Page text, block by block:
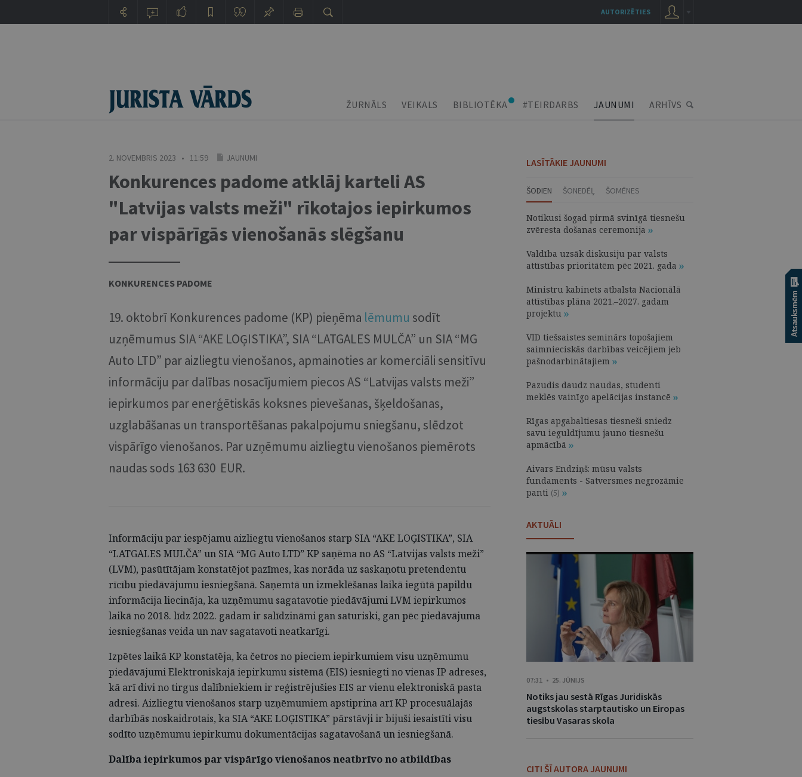
ŽURNĀLS VEIKALS BIBLIOTĒKA #TEIRDARBS JAUNUMI ARHĪVS
2. NOVEMBRIS 2023 • 11:59 JAUNUMI
Konkurences padome atklāj karteli AS
"Latvijas valsts meži" rīkotajos iepirkumos
par vispārīgās vienošanās slēgšanu
KONKURENCES PADOME
19. oktobrī Konkurences padome (KP) pieņēma lēmumu sodīt
uzņēmumus SIA “AKE LOĢISTIKA”, SIA “LATGALES MULČA” un SIA “MG
Auto LTD” par aizliegtu vienošanos, apmainoties ar komerciāli sensitīvu
informāciju par dalības nosacījumiem piecos AS “Latvijas valsts meži”
iepirkumos par enerģētiskās koksnes pievešanas, šķeldošanas,
uzglabāšanas un transportēšanas pakalpojumu sniegšanu, slēdzot
vispārīgo vienošanos. Par uzņēmumu aizliegtu vienošanos piemērots
naudas sods 163 630 EUR.
Informāciju par iespējamu aizliegtu vienošanos starp SIA “AKE LOĢISTIKA”, SIA
“LATGALES MULČA” un SIA “MG Auto LTD” KP saņēma no AS “Latvijas valsts meži”
(LVM), pasūtītājam konstatējot pazīmes, kas norāda uz saskaņotu pretendentu
rīcību piedāvājumu iesniegšanā. Saņemtā un izmeklēšanas laikā iegūtā papildu
informācija liecināja, ka uzņēmumu sagatavotie piedāvājumi LVM iepirkumos
laikā no 2018. līdz 2022. gadam ir salīdzināmi gan saturiski, gan pēc piedāvājuma
iesniegšanas veida un nav sagatavoti neatkarīgi.
Izpētes laikā KP konstatēja, ka četros no pieciem iepirkumiem visu uzņēmumu
piedāvājumi Elektroniskajā iepirkumu sistēmā (EIS) iesniegti no vienas IP adreses,
kā arī divi no tirgus dalībniekiem ir reģistrējušies EIS ar vienu elektroniskā pasta
adresi. Aizliegtu vienošanos starp uzņēmumiem apstiprina arī KP procesuālajās
darbībās noskaidrotais, ka SIA “AKE LOĢISTIKA” pārstāvji ir bijuši iesaistīti visu
sodīto uzņēmumu iepirkumu dokumentācijas sagatavošanā un iesniegšanā.
Dalība iepirkumos par vispārīgo vienošanos neatbrīvo no atbildības
LASĪTĀKIE JAUNUMI
ŠODIEN ŠONEDĒĻ ŠOMĒNES
Notikusi šogad pirmā svinīgā tiesnešu
zvēresta došanas ceremonija
Valdība uzsāk diskusiju par valsts
attīstības prioritātēm pēc 2021. gada
Ministru kabinets atbalsta Nacionālā
attīstības plāna 2021.–2027. gadam
projektu
VID tiešsaistes seminārs topošajiem
saimnieciskās darbības veicējiem jeb
pašnodarbinātajiem
Pazudis daudz naudas, studenti
meklēs vainīgo apelācijas instancē
Rīgas apgabaltiesas tiesneši sniedz
savu ieguldījumu jauno tiesnešu
apmācībā
Aivars Endziņš: mūsu valsts
fundaments - Satversmes negrozāmie
panti (5)
AKTUĀLI
07:31 • 25. JŪNIJS
Notiks jau sestā Rīgas Juridiskās
augstskolas starptautisko un Eiropas
tiesību Vasaras skola
CITI ŠĪ AUTORA JAUNUMI
AUTORIZĒTIES